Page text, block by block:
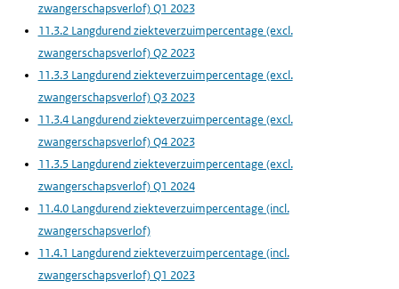
zwangerschapsverlof) Q1 2023
11.3.2 Langdurend ziekteverzuimpercentage (excl.
zwangerschapsverlof) Q2 2023
11.3.3 Langdurend ziekteverzuimpercentage (excl.
zwangerschapsverlof) Q3 2023
11.3.4 Langdurend ziekteverzuimpercentage (excl.
zwangerschapsverlof) Q4 2023
11.3.5 Langdurend ziekteverzuimpercentage (excl.
zwangerschapsverlof) Q1 2024
11.4.0 Langdurend ziekteverzuimpercentage (incl.
zwangerschapsverlof)
11.4.1 Langdurend ziekteverzuimpercentage (incl.
zwangerschapsverlof) Q1 2023